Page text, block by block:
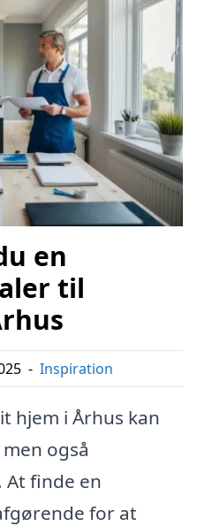
en
til
- Inspiration
hjem i Århus kan
også
finde en
for at